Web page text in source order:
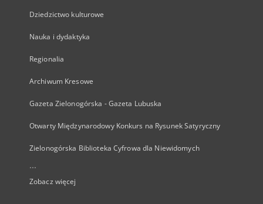
Dziedzictwo kulturowe
Nauka i dydaktyka
Regionalia
Archiwum Kresowe
Gazeta Zielonogórska - Gazeta Lubuska
Otwarty Międzynarodowy Konkurs na Rysunek Satyryczny
Zielonogórska Biblioteka Cyfrowa dla Niewidomych
...
Zobacz więcej